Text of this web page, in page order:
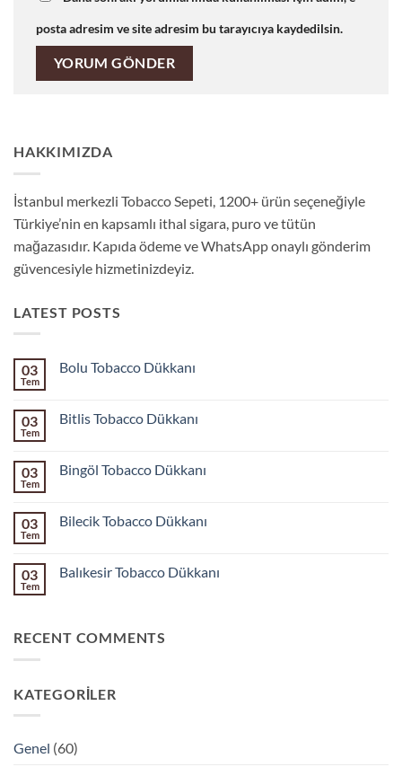
posta adresim ve site adresim bu tarayıcıya kaydedilsin.
HAKKIMIZDA
İstanbul merkezli Tobacco Sepeti, 1200+ ürün seçeneğiyle
Türkiye’nin en kapsamlı ithal sigara, puro ve tütün
mağazasıdır. Kapıda ödeme ve WhatsApp onaylı gönderim
güvencesiyle hizmetinizdeyiz.
LATEST POSTS
03
Tem
Bolu Tobacco Dükkanı
Tobacco
03
Tem
Bitlis Tobacco Dükkanı
Tobacco
03
Tem
Bingöl Tobacco Dükkanı
Tobacco
03
Tem
Bilecik Tobacco Dükkanı
Tobacco
03
Tem
Balıkesir Tobacco Dükkanı
Dükkanı
RECENT COMMENTS
KATEGORILER
Genel (60)